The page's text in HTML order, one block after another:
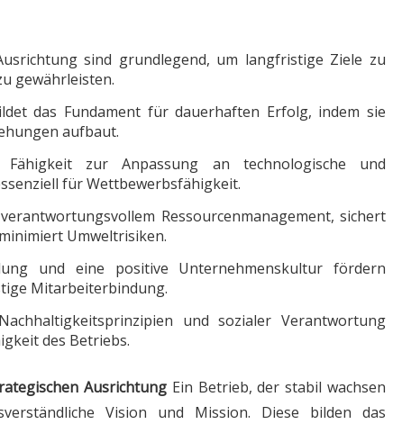
sind grundlegend, um langfristige Ziele zu
gewährleisten.
das Fundament für dauerhaften Erfolg, indem sie
aufbaut.
zur Anpassung an technologische und
für Wettbewerbsfähigkeit.
Ressourcenmanagement, sichert
Umweltrisiken.
und eine positive Unternehmenskultur fördern
Mitarbeiterbindung.
und sozialer Verantwortung
des Betriebs.
AusrichtungEin Betrieb, der stabil wachsen
Vision und Mission. Diese bilden das